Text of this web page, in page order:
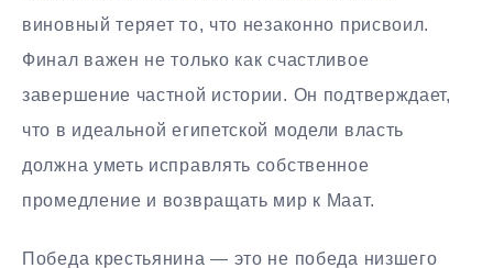
виновный теряет то, что незаконно присвоил.
Финал важен не только как счастливое
завершение частной истории. Он подтверждает,
что в идеальной египетской модели власть
должна уметь исправлять собственное
промедление и возвращать мир к Маат.
Победа крестьянина — это не победа низшего